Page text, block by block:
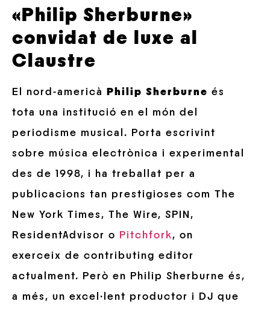
«Philip Sherburne»
convidat de luxe al
Claustre
El nord-americà Philip Sherburne és
tota una institució en el món del
periodisme musical. Porta escrivint
sobre música electrònica i experimental
des de 1998, i ha treballat per a
publicacions tan prestigioses com The
New York Times, The Wire, SPIN,
ResidentAdvisor o
Pitchfork, on
exerceix de contributing editor
actualment. Però en Philip Sherburne és,
a més, un excel·lent productor i DJ que